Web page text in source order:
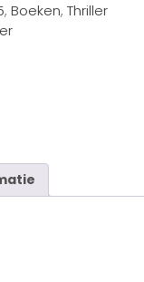
, Boeken, Thriller